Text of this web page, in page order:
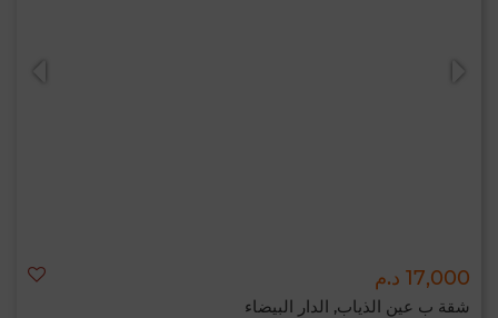
17,000 د.م
شقة ب عين الذياب, الدار البيضاء